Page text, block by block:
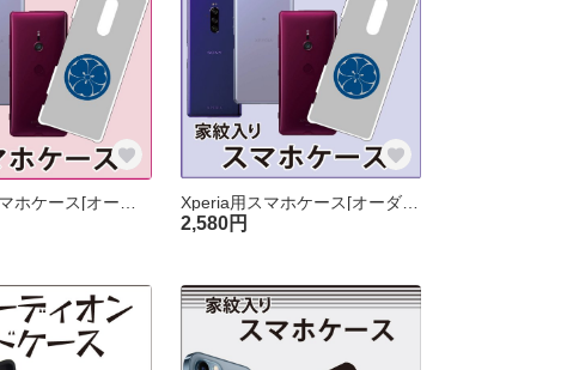
Galaxy用スマホケース[オーダーメイド] Xperia用スマホケース[オーダーメイド]
2,580円